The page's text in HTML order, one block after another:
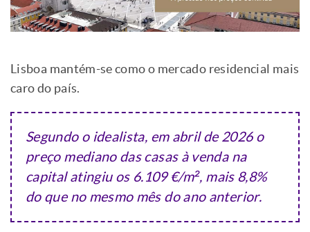
Lisboa mantém-se como o mercado residencial mais
caro do país.
Segundo o idealista, em abril de 2026 o
preço mediano das casas à venda na
capital atingiu os 6.109 €/m², mais 8,8%
do que no mesmo mês do ano anterior.